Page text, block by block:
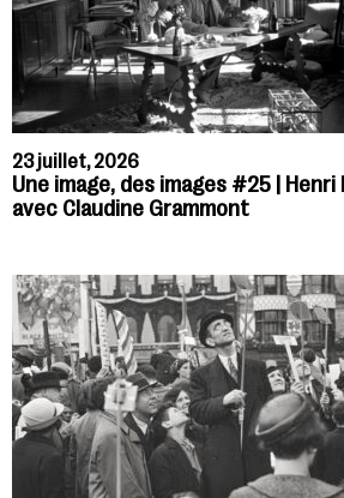
23 juillet, 2026
Une image, des images #25 |
avec Claudine Grammont